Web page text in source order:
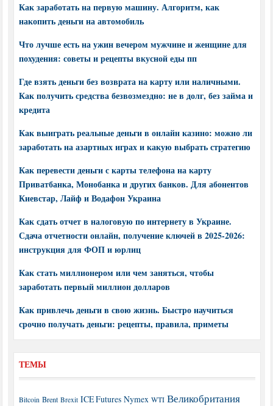
Как заработать на первую машину. Алгоритм, как
накопить деньги на автомобиль
Что лучше есть на ужин вечером мужчине и женщине для
похудения: советы и рецепты вкусной еды пп
Где взять деньги без возврата на карту или наличными.
Как получить средства безвозмездно: не в долг, без займа и
кредита
Как выиграть реальные деньги в онлайн казино: можно ли
заработать на азартных играх и какую выбрать стратегию
Как перевести деньги с карты телефона на карту
Приватбанка, Монобанка и других банков. Для абонентов
Киевстар, Лайф и Водафон Украина
Как сдать отчет в налоговую по интернету в Украине.
Сдача отчетности онлайн, получение ключей в 2025-2026:
инструкция для ФОП и юрлиц
Как стать миллионером или чем заняться, чтобы
заработать первый миллион долларов
Как привлечь деньги в свою жизнь. Быстро научиться
срочно получать деньги: рецепты, правила, приметы
ТЕМЫ
Bitcoin Brent Brexit ICE Futures Nymex WTI Великобритания